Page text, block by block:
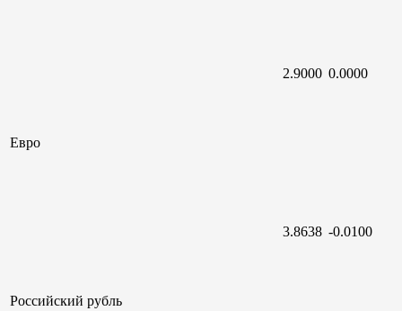
Евро
2.9000 0.0000
Российский рубль
3.8638 -0.0100